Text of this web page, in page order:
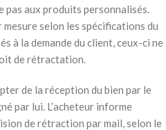
pas aux produits personnalisés.
selon les spécifications du
à la demande du client, ceux-ci ne
de rétractation.
de la réception du bien par le
par lui. L’acheteur informe
de rétraction par mail, selon le